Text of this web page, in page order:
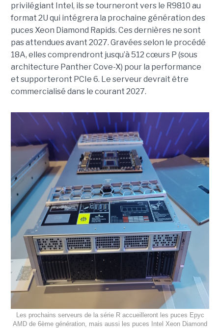
privilégiant Intel, ils se tourneront vers le R9810 au
format 2U qui intégrera la prochaine génération des
puces Xeon Diamond Rapids. Ces dernières ne sont
pas attendues avant 2027. Gravées selon le procédé
18A, elles comprendront jusqu’à 512 cœurs P (sous
architecture Panther Cove-X) pour la performance
et supporteront PCIe 6. Le serveur devrait être
commercialisé dans le courant 2027.
Les prochains serveurs de la série R accueilleront les puces Epyc
AMD de 6ème génération, mais aussi les puces Intel Xeon Diamond